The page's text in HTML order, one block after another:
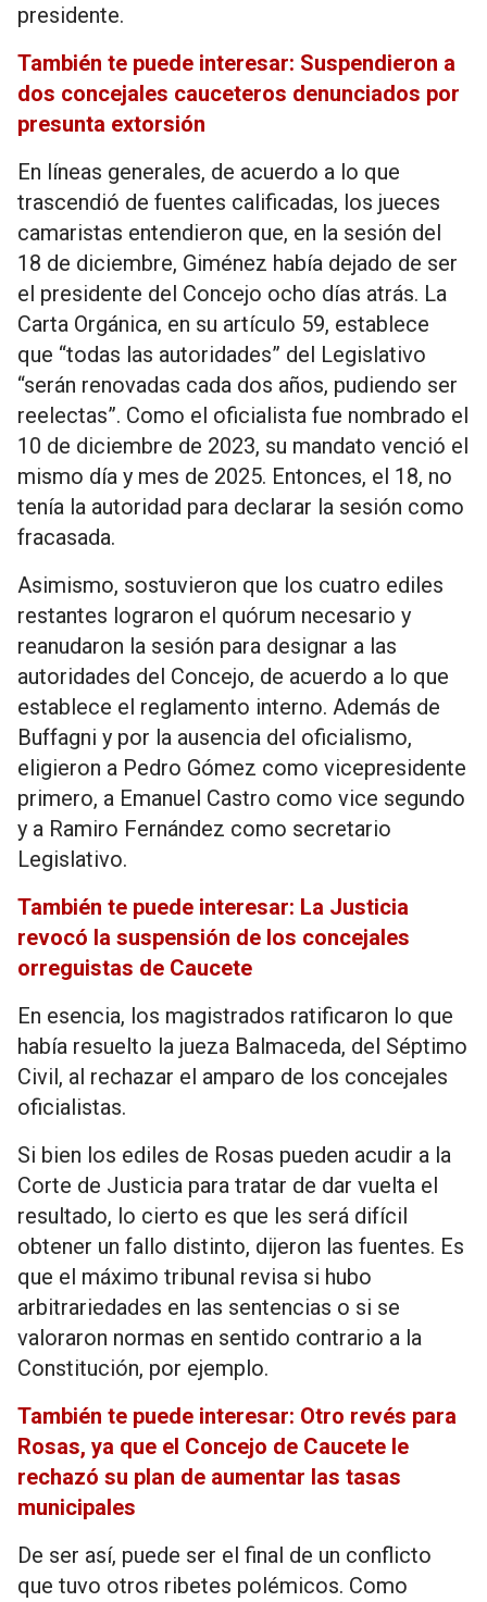
presidente.
También te puede interesar: Suspendieron a
dos concejales cauceteros denunciados por
presunta extorsión
En líneas generales, de acuerdo a lo que
trascendió de fuentes calificadas, los jueces
camaristas entendieron que, en la sesión del
18 de diciembre, Giménez había dejado de ser
el presidente del Concejo ocho días atrás. La
Carta Orgánica, en su artículo 59, establece
que “todas las autoridades” del Legislativo
“serán renovadas cada dos años, pudiendo ser
reelectas”. Como el oficialista fue nombrado el
10 de diciembre de 2023, su mandato venció el
mismo día y mes de 2025. Entonces, el 18, no
tenía la autoridad para declarar la sesión como
fracasada.
Asimismo, sostuvieron que los cuatro ediles
restantes lograron el quórum necesario y
reanudaron la sesión para designar a las
autoridades del Concejo, de acuerdo a lo que
establece el reglamento interno. Además de
Buffagni y por la ausencia del oficialismo,
eligieron a Pedro Gómez como vicepresidente
primero, a Emanuel Castro como vice segundo
y a Ramiro Fernández como secretario
Legislativo.
También te puede interesar: La Justicia
revocó la suspensión de los concejales
orreguistas de Caucete
En esencia, los magistrados ratificaron lo que
había resuelto la jueza Balmaceda, del Séptimo
Civil, al rechazar el amparo de los concejales
oficialistas.
Si bien los ediles de Rosas pueden acudir a la
Corte de Justicia para tratar de dar vuelta el
resultado, lo cierto es que les será difícil
obtener un fallo distinto, dijeron las fuentes. Es
que el máximo tribunal revisa si hubo
arbitrariedades en las sentencias o si se
valoraron normas en sentido contrario a la
Constitución, por ejemplo.
También te puede interesar: Otro revés para
Rosas, ya que el Concejo de Caucete le
rechazó su plan de aumentar las tasas
municipales
De ser así, puede ser el final de un conflicto
que tuvo otros ribetes polémicos. Como